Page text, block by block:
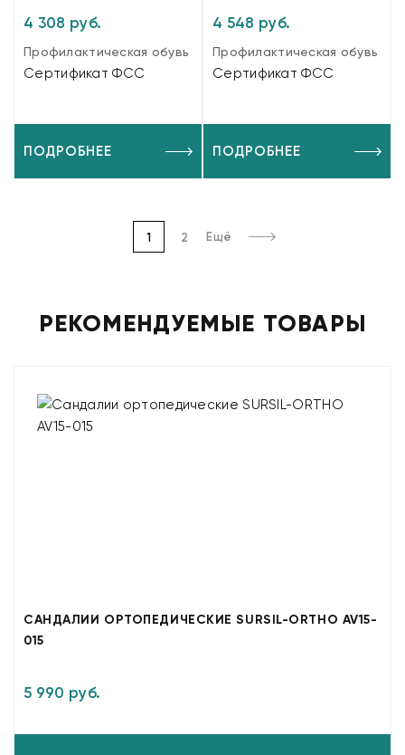
4 308 руб.
Профилактическая обувь
Сертификат ФСС
ПОДРОБНЕЕ
4 548 руб.
Профилактическая обувь
Сертификат ФСС
ПОДРОБНЕЕ
1 2 Ещё
РЕКОМЕНДУЕМЫЕ ТОВАРЫ
САНДАЛИИ ОРТОПЕДИЧЕСКИЕ SURSIL-ORTHO AV15-
015
5 990 руб.